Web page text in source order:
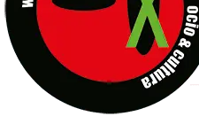
D’BALDOMEROS
MARSHALL FLASH
JOFRE BARDAGÍ EN